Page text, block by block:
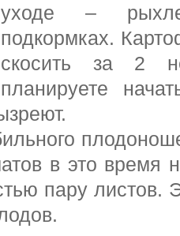
уходе –
подкормках.
скосить за 2
планируете
в это время
пару листов.